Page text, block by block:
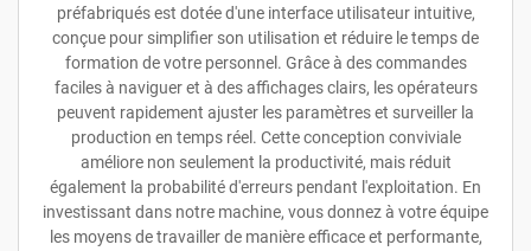
préfabriqués est dotée d'une interface utilisateur intuitive,
conçue pour simplifier son utilisation et réduire le temps de
formation de votre personnel. Grâce à des commandes
faciles à naviguer et à des affichages clairs, les opérateurs
peuvent rapidement ajuster les paramètres et surveiller la
production en temps réel. Cette conception conviviale
améliore non seulement la productivité, mais réduit
également la probabilité d'erreurs pendant l'exploitation. En
investissant dans notre machine, vous donnez à votre équipe
les moyens de travailler de manière efficace et performante,